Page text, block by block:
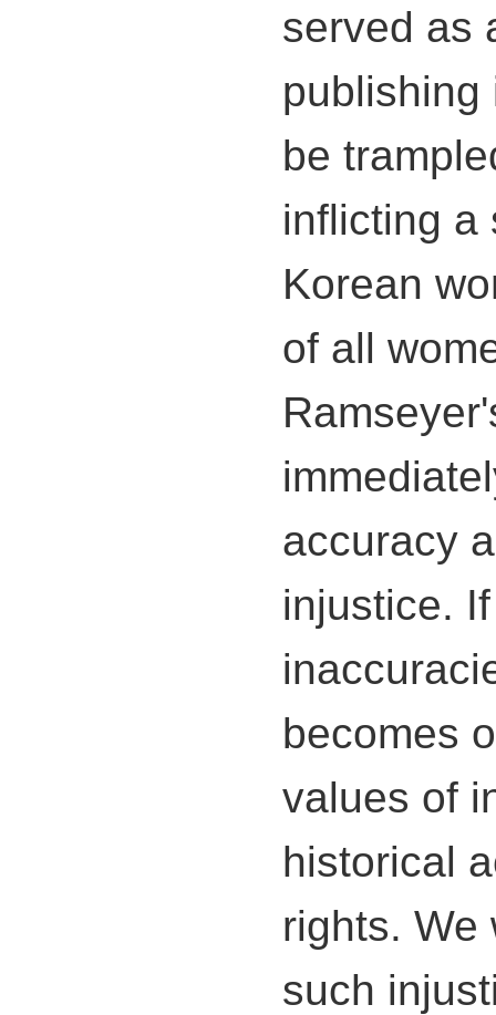
served as
publishing
be
inflicting a
Korean
of all
accuracy
injustice.
becomes
values of
historical
rights. We
such